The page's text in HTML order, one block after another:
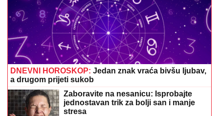
DNEVNI HOROSKOP: Jedan znak vraća bivšu ljubav,
a drugom prijeti sukob
Zaboravite na nesanicu: Isprobajte
jednostavan trik za bolji san i manje
stresa